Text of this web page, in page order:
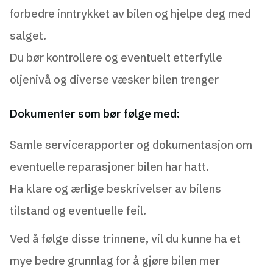
forbedre inntrykket av bilen og hjelpe deg med
salget.
Du bør kontrollere og eventuelt etterfylle
oljenivå og diverse væsker bilen trenger
Dokumenter som bør følge med:
Samle servicerapporter og dokumentasjon om
eventuelle reparasjoner bilen har hatt.
Ha klare og ærlige beskrivelser av bilens
tilstand og eventuelle feil.
Ved å følge disse trinnene, vil du kunne ha et
mye bedre grunnlag for å gjøre bilen mer